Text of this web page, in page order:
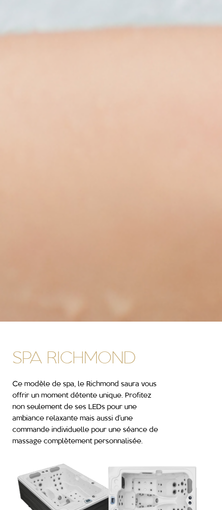
SPA RICHMOND
Ce modèle de spa, le Richmond saura vous
offrir un moment détente unique. Profitez
non seulement de ses LEDs pour une
ambiance relaxante mais aussi d’une
commande individuelle pour une séance de
massage complètement personnalisée.